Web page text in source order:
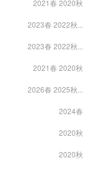
2021春 2020秋
2023春 2022秋...
2023春 2022秋...
2021春 2020秋
2026春 2025秋...
2024春
2020秋
2020秋